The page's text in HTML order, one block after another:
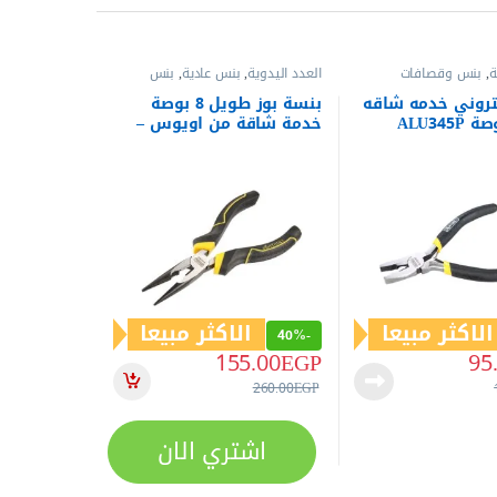
, بنس وقصافات
خدمه شاقه
الاكثر مبيعا
العدد اليدوية,بنس عادية, بنس
وقصافات
بنسة بوز طويل 8 بوصة
خدمة شاقة من اويوس –
-
40% الاكثر مبيعا
155.00EGP
260.00EGP
اشتري الان